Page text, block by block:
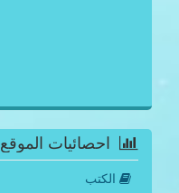
احصائيات الموقع
الكتب